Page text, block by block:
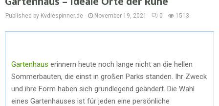
Published by Kvdiespinner.de November 19, 2021 0 1513
Gartenhaus erinnern heute noch lange nicht an die hellen
Sommerbauten, die einst in großen Parks standen. Ihr Zweck
und ihre Form haben sich grundlegend geändert. Die Wahl
eines Gartenhauses ist für jeden eine persönliche